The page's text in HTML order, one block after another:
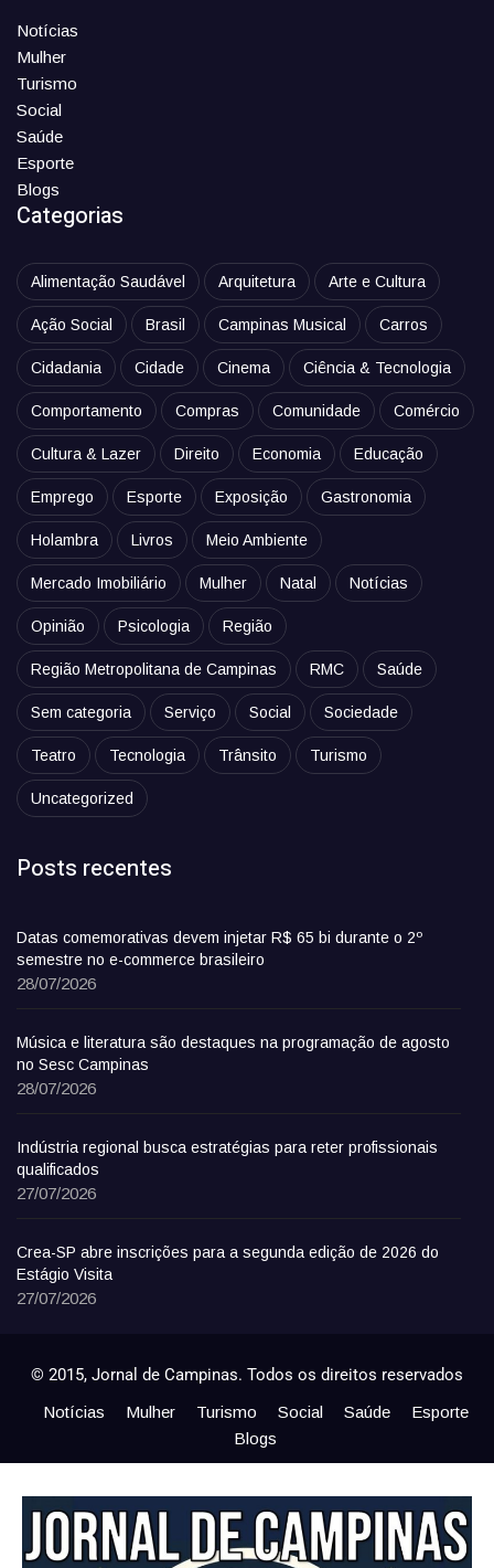
Notícias
Mulher
Turismo
Social
Saúde
Esporte
Blogs
Categorias
Alimentação Saudável Arquitetura Arte e Cultura
Ação Social Brasil Campinas Musical Carros
Cidadania Cidade Cinema Ciência & Tecnologia
Comportamento Compras Comunidade Comércio
Cultura & Lazer Direito Economia Educação
Emprego Esporte Exposição Gastronomia
Holambra Livros Meio Ambiente
Mercado Imobiliário Mulher Natal Notícias
Opinião Psicologia Região
Região Metropolitana de Campinas RMC Saúde
Sem categoria Serviço Social Sociedade
Teatro Tecnologia Trânsito Turismo
Uncategorized
Posts recentes
Datas comemorativas devem injetar R$ 65 bi durante o 2º
semestre no e-commerce brasileiro
28/07/2026
Música e literatura são destaques na programação de agosto
no Sesc Campinas
28/07/2026
Indústria regional busca estratégias para reter profissionais
qualificados
27/07/2026
Crea-SP abre inscrições para a segunda edição de 2026 do
Estágio Visita
27/07/2026
© 2015, Jornal de Campinas. Todos os direitos reservados
Notícias Mulher Turismo Social Saúde
Esporte
Blogs